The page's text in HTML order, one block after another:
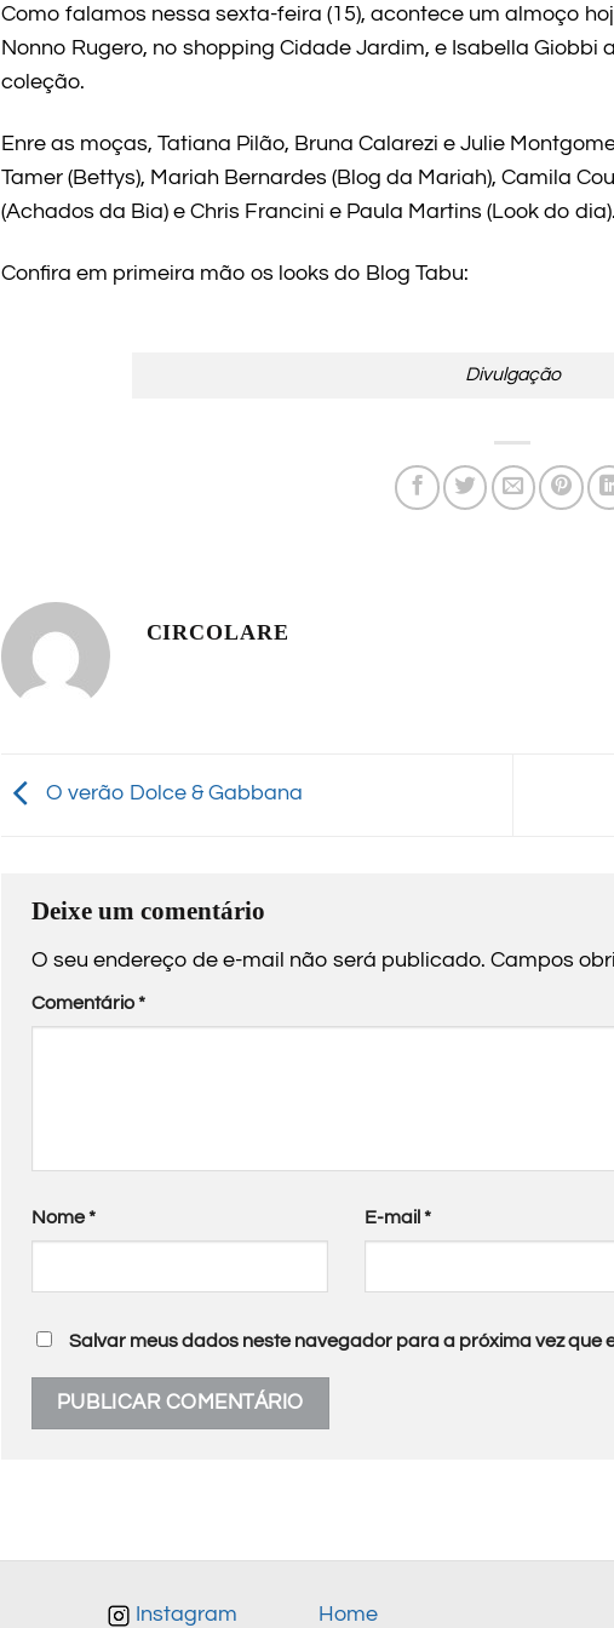
Como falamos nessa sexta-feira (15), acontece um almoço
Nonno Rugero, no shopping Cidade Jardim, e Isabella
coleção.
Enre as moças, Tatiana Pilão, Bruna Calarezi e Julie
Tamer (Bettys), Mariah Bernardes (Blog da Mariah), Camila
(Achados da Bia) e Chris Francini e Paula Martins (Look do dia).
Confira em primeira mão os looks do Blog Tabu:
Divulgação
CIRCOLARE
O verão Dolce & Gabbana
Deixe um comentário
O seu endereço de e-mail não será publicado. Campos
Comentário*
Nome* E-mail *
Salvar meus dados neste navegador para a próxima vez que
Instagram Home